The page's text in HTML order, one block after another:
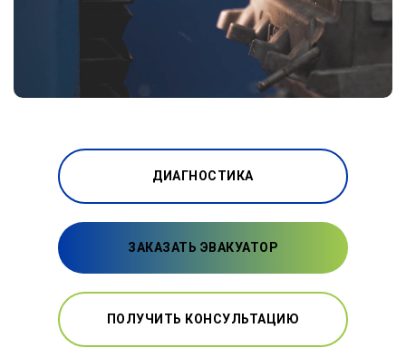
ДИАГНОСТИКА
ЗАКАЗАТЬ ЭВАКУАТОР
ПОЛУЧИТЬ КОНСУЛЬТАЦИЮ